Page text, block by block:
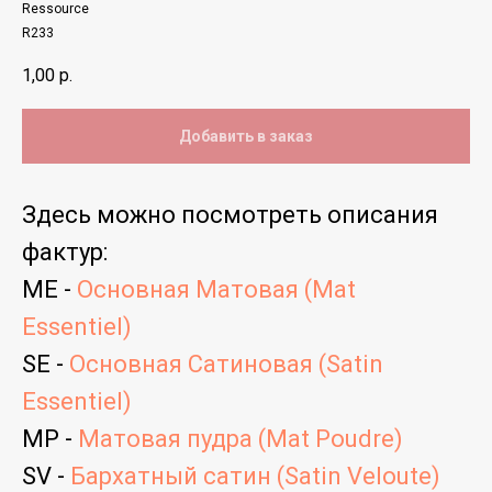
Ressource
R233
1,00 р.
Добавить в заказ
Здесь можно посмотреть описания
фактур:
ME - Основная Матовая (Mat
Essentiel)
SE - Основная Сатиновая (Satin
Essentiel)
MP - Матовая пудра (Mat Poudre)
SV - Бархатный сатин (Satin Veloute)